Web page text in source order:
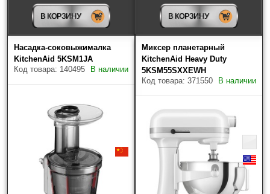
Популярное
Найдено товаров: 47
В КОРЗИНУ В КОРЗИНУ
Насадка-соковыжималка
KitchenAid 5KSM1JA
Код товара: 140495
В наличии
Миксер планетарный
KitchenAid Heavy Duty
5KSM55SXXEWH
Код товара: 371550
В наличии